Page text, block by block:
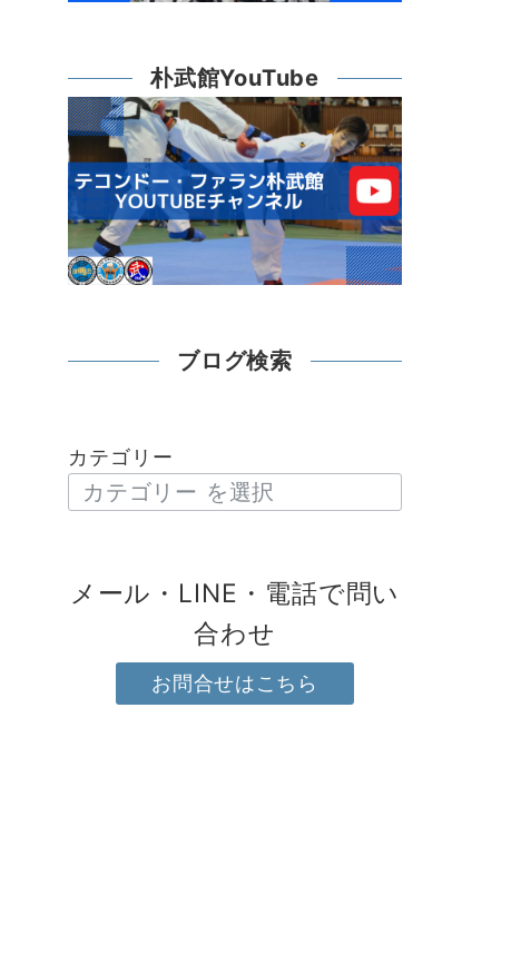
朴武館YouTube
ブログ検索
カテゴリー
メール・LINE・電話で問い
合わせ
お問合せはこちら